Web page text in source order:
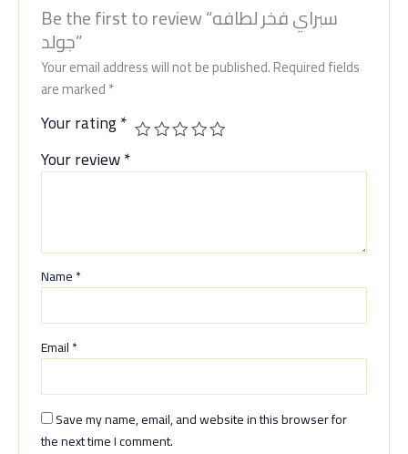
Be the first to review “سبراي فخر لطافه
جولد”
Your email address will not be published.Required fields
are marked*
Your rating*
Your review*
Name*
Email*
Save my name, email, and website in this browser for
the next time I comment.